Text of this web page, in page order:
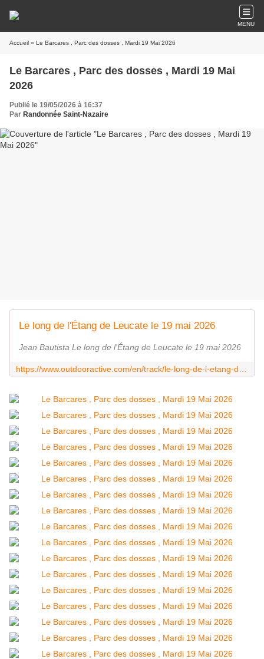
MENU
Accueil » Le Barcares , Parc des dosses , Mardi 19 Mai 2026
Le Barcares , Parc des dosses , Mardi 19 Mai
2026
Publié le 19/05/2026 à 16:37
Par Randonnée Saint-Nazaire
Le long de l'Étang de Leucate le 19 mai 2026
Jean Bautista Le long de l'Étang de Leucate le 19 mai 2026